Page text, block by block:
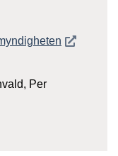
Öppnas i
Per